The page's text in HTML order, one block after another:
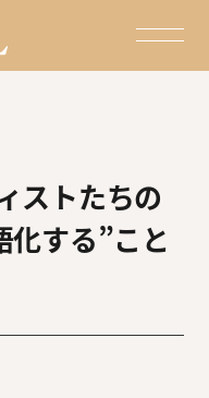
ストたちの
化する”こと